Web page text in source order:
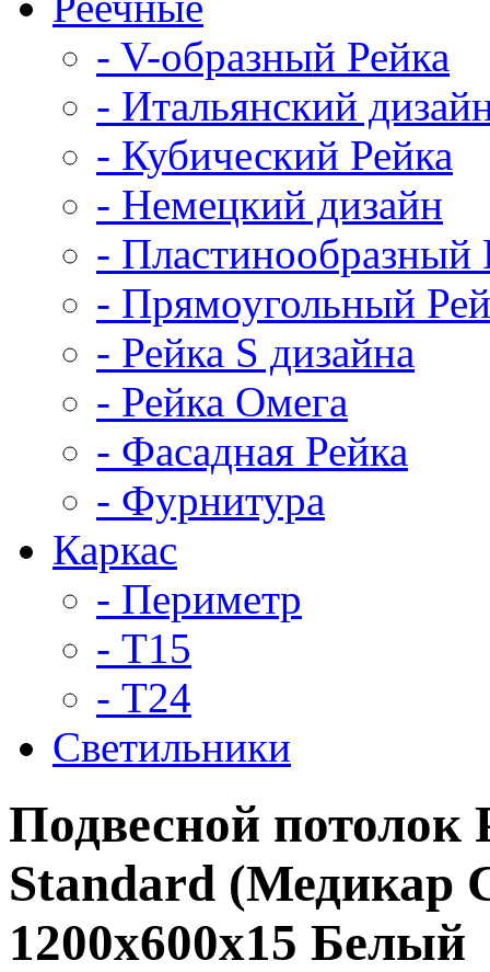
- V-образный Рейка
- Итальянский
- Кубический Рейка
- Немецкий дизайн
- Пластинообразный
- Прямоугольный
- Рейка S дизайна
- Рейка Омега
- Фасадная Рейка
- Фурнитура
Каркас
- Периметр
- Т15
- Т24
Светильники
Подвесной
Standard (Медикар
1200x600x15 Белый